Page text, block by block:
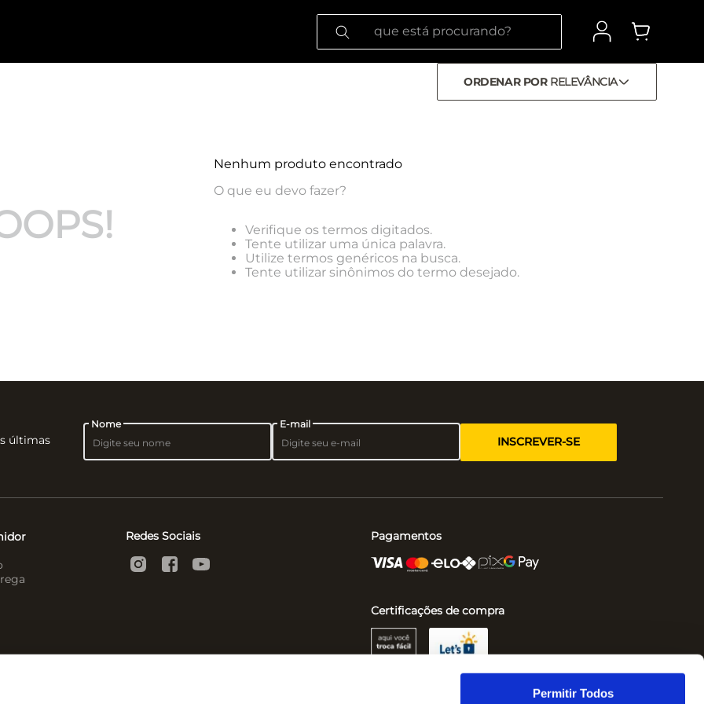
Permitir Todos
O que está procurando?
ORDENAR POR RELEVÂNCIA
Nenhum produto encontrado
O que eu devo fazer?
Verifique os termos digitados.
Tente utilizar uma única palavra.
Utilize termos genéricos na busca.
Tente utilizar sinônimos do termo desejado.
últimas
Nome E-mail
INSCREVER-SE
Redes Sociais Pagamentos
Certificações de compra